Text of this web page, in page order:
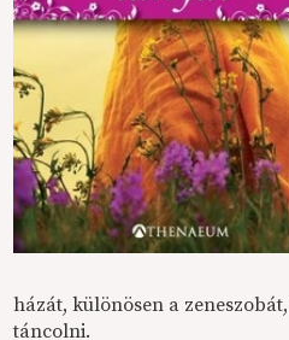
házát, különösen a
táncolni.